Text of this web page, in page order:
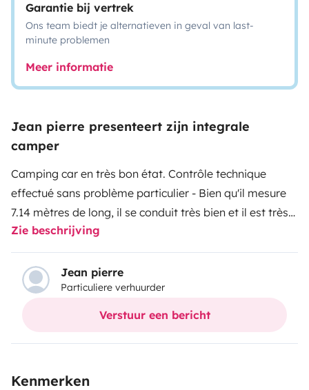
Garantie bij vertrek
Ons team biedt je alternatieven in geval van last-
minute problemen
Meer informatie
Jean pierre presenteert zijn integrale
camper
Camping car en très bon état. Contrôle technique
effectué sans problème particulier - Bien qu'il mesure
7.14 mètres de long, il se conduit très bien et il est très
maniable - Les matelas sont à mémoire de forme, ce
qui permet de faire des nuits calmes.
Zie beschrijving
Jean pierre
Particuliere verhuurder
Verstuur een bericht
Kenmerken